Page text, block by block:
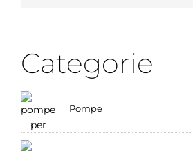
Categorie
Pompe